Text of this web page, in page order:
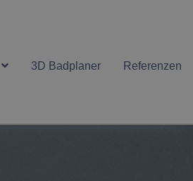
3D Badplaner Referenzen